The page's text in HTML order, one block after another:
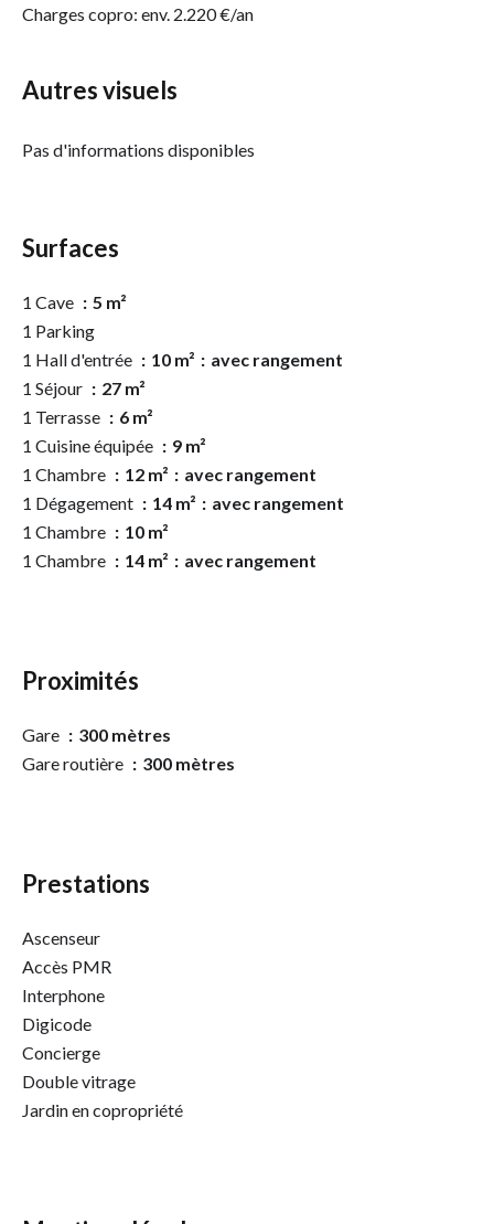
Charges copro: env. 2.220 €/an
Autres visuels
Pas d'informations disponibles
Surfaces
1 Cave
5 m²
1 Parking
1 Hall d'entrée
10 m²
avec rangement
1 Séjour
27 m²
1 Terrasse
6 m²
1 Cuisine équipée
9 m²
1 Chambre
12 m²
avec rangement
1 Dégagement
14 m²
avec rangement
1 Chambre
10 m²
1 Chambre
14 m² avec rangement
Proximités
Gare
300 mètres
Gare routière
300 mètres
Prestations
Ascenseur
Accès PMR
Interphone
Digicode
Concierge
Double vitrage
Jardin en copropriété